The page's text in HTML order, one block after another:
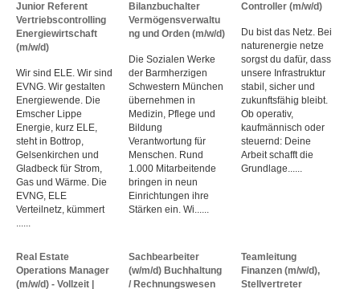
Junior Referent
Vertriebscontrolling
Energiewirtschaft
(m/w/d)
Wir sind ELE. Wir sind
EVNG. Wir gestalten
Energiewende. Die
Emscher Lippe
Energie, kurz ELE,
steht in Bottrop,
Gelsenkirchen und
Gladbeck für Strom,
Gas und Wärme. Die
EVNG, ELE
Verteilnetz, kümmert
Bilanzbuchalter
Vermögensverwaltu
ng und Orden (m/w/d)
Die Sozialen Werke
der Barmherzigen
Schwestern München
übernehmen in
Medizin, Pflege und
Bildung
Verantwortung für
Menschen. Rund
1.000 Mitarbeitende
bringen in neun
Einrichtungen ihre
Stärken ein. Wi......
Controller (m/w/d)
Du bist das Netz. Bei
naturenergie netze
sorgst du dafür, dass
unsere Infrastruktur
stabil, sicher und
zukunftsfähig bleibt.
Ob operativ,
kaufmännisch oder
steuernd: Deine
Arbeit schafft die
Grundlage......
Real Estate
Operations Manager
(m/w/d) - Vollzeit |
Sachbearbeiter
(w/m/d) Buchhaltung
/ Rechnungswesen
Teamleitung
Finanzen (m/w/d),
Stellvertreter